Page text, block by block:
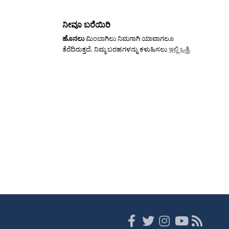
ನೀವೂ ಬರೆಯಿರಿ
ಹೊನಲುಮಿಂಬಾಗಿಲು ನಿಮಗಾಗಿ ಯಾವಾಗಲೂ
ತೆರೆದಿರುತ್ತದೆ. ನಿಮ್ಮ ಬರಹಗಳನ್ನು ಕಳುಹಿಸಲುಇಲ್ಲಿ ಒತ್ತಿ.